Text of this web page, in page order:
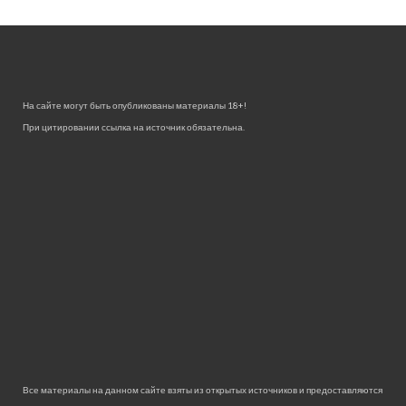
На сайте могут быть опубликованы материалы 18+!
При цитировании ссылка на источник обязательна.
Все материалы на данном сайте взяты из открытых источников и предоставляются